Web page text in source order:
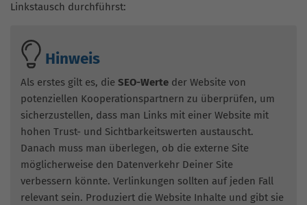
Linkstausch durchführst:
Hinweis
Als erstes gilt es, die SEO-Werte der Website von
potenziellen Kooperationspartnern zu überprüfen, um
sicherzustellen, dass man Links mit einer Website mit
hohen Trust- und Sichtbarkeitswerten austauscht.
Danach muss man überlegen, ob die externe Site
möglicherweise den Datenverkehr Deiner Site
verbessern könnte. Verlinkungen sollten auf jeden Fall
relevant sein. Produziert die Website Inhalte und gibt sie